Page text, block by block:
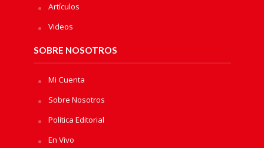
Artículos
Videos
SOBRE NOSOTROS
Mi Cuenta
Sobre Nosotros
Política Editorial
En Vivo